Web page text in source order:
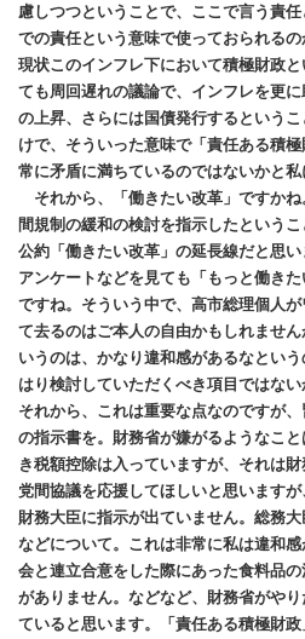
慮しつつということで、ここで言う責
での責任という意味で使っておられるの
現状このインフレ下において積極財政
ても周回遅れの議論で、インフレを更
の上昇、さらには国債発行するという
けで、そういった意味で「責任ある積
常に矛盾に満ちているのではないかと私
それから、「働きたい改革」ですか
間規制の緩和の検討を指示したという
公約「働きたい改革」の延長線だと思
アンケートなどを見ても「もっと働き
ですね。そういう中で、高市総理個人
て去るのはご本人の自由かもしれませ
いうのは、かなり違和感があるなとい
はり検討していただくべき項目ではない
それから、これは重要な点なのですが
の指示書を。財務省が嫌がるようなこ
き税額控除は入っていますが、それは
党間協議を応援してほしいと思います
財務大臣に指示が出ていません。総務
などについて。これは非常に私は違和
会と連立合意をした際にあった食料品
がありません。などなど、財務省がや
ていると思います。「責任ある積極財